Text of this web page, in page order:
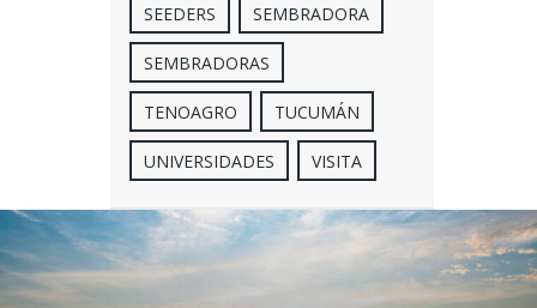
SEEDERS SEMBRADORA
SEMBRADORAS
TENOAGRO TUCUMÁN
UNIVERSIDADES VISITA